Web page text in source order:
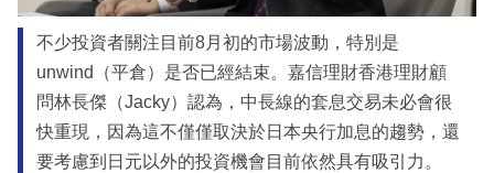
不少投資者關注目前8月初的市場波動，特別是
unwind（平倉）是否已經結束。嘉信理財香港理財顧
問林長傑（Jacky）認為，中長線的套息交易未必會很
快重現，因為這不僅僅取決於日本央行加息的趨勢，還
要考慮到日元以外的投資機會目前依然具有吸引力。